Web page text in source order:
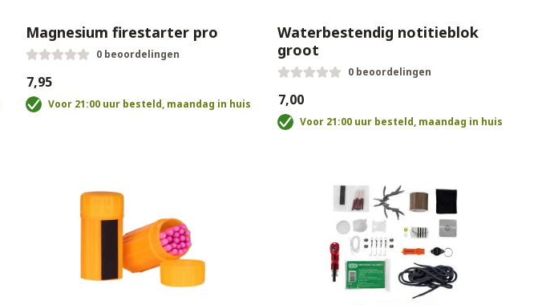
Magnesium firestarter pro
0 beoordelingen
€7,95
Voor 21:00 uur besteld, maandag in huis
Waterbestendig notitieblok
groot
0 beoordelingen
€7,00
Voor 21:00 uur besteld, maandag in huis